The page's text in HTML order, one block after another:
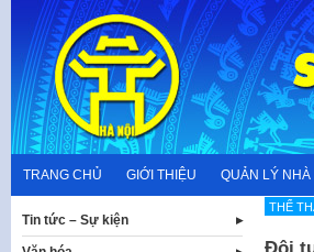
content
TRANG CHỦ GIỚI THIỆU QUẢN LÝ
THỂ
Tin tức – Sự kiện